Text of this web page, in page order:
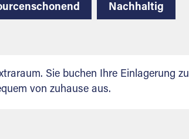
Nachhaltig
Sie buchen Ihre Einlagerung zu
von zuhause aus.